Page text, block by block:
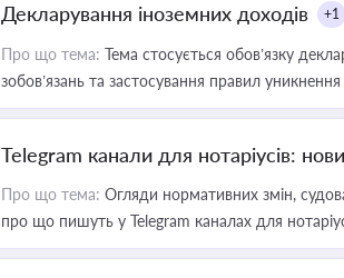
Декларування іноземних доходів +1
Про що тема: Тема стосується обов’язку
зобов’язань та застосування правил
Telegram канали для нотаріусів:
Про що тема: Огляди нормативних змін,
про що пишуть у Telegram каналах для